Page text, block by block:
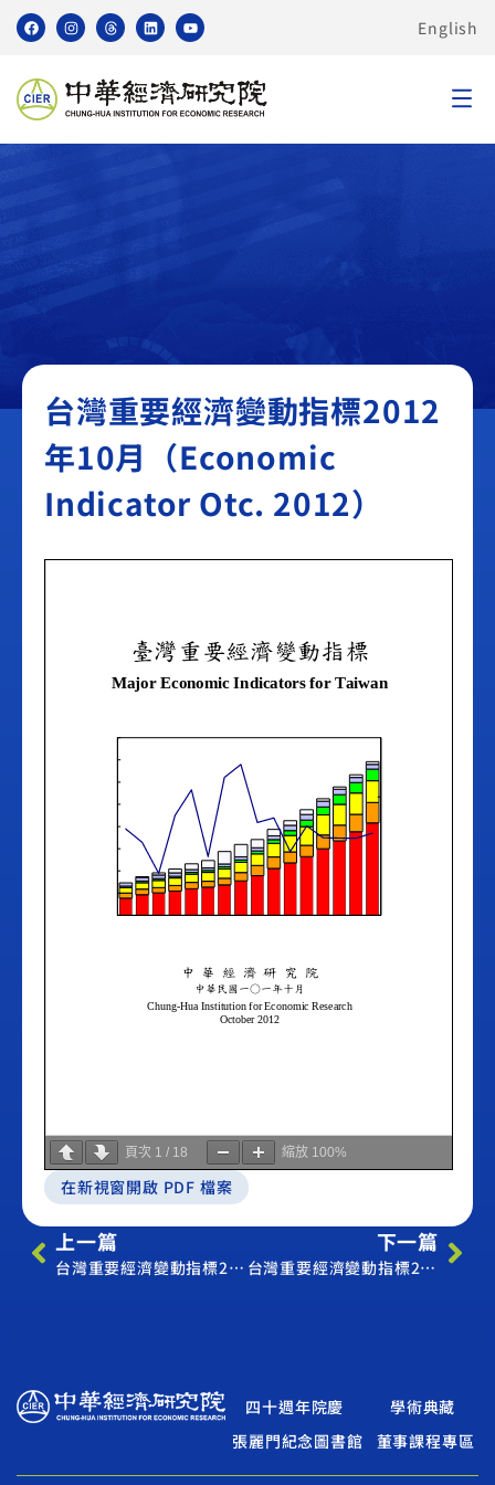
English
臺灣重要經濟變動指標 TEI
台灣重要經濟變動指標2012
年10月（Economic
Indicator Otc. 2012）
頁次 1 / 18 縮放 100%
在新視窗開啟 PDF 檔案
上一篇
台灣重要經濟變動指標2012年9月（Economic Indicator Sep. 2012）
下一篇
台灣重要經濟變動指標2012年11月（Economic Indicator Nov. 2012）
四十週年院慶
學術典藏
張麗門紀念圖書館
董事課程專區